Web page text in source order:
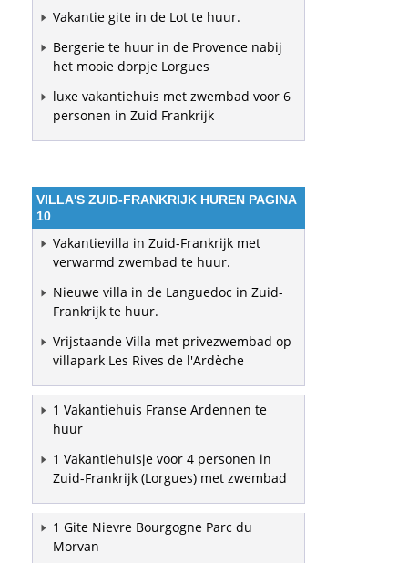
Vakantie gite in de Lot te huur.
Bergerie te huur in de Provence nabij
het mooie dorpje Lorgues
luxe vakantiehuis met zwembad voor 6
personen in Zuid Frankrijk
VILLA'S ZUID-FRANKRIJK HUREN PAGINA
10
Vakantievilla in Zuid-Frankrijk met
verwarmd zwembad te huur.
Nieuwe villa in de Languedoc in Zuid-
Frankrijk te huur.
Vrijstaande Villa met privezwembad op
villapark Les Rives de l'Ardèche
1 Vakantiehuis Franse Ardennen te
huur
1 Vakantiehuisje voor 4 personen in
Zuid-Frankrijk (Lorgues) met zwembad
1 Gite Nievre Bourgogne Parc du
Morvan